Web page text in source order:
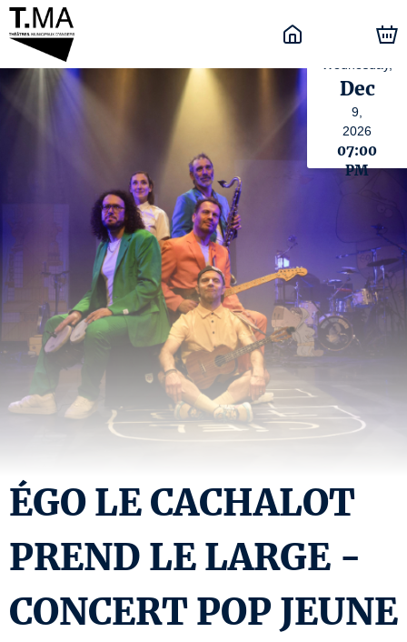
Dec
9,
2026
07:00
PM
ÉGO LE CACHALOT
PREND LE LARGE -
CONCERT POP JEUNE